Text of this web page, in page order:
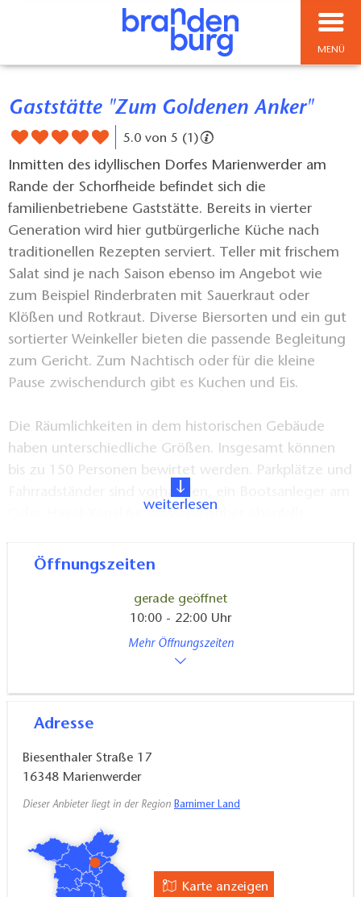
MENÜ
Gaststätte "Zum Goldenen Anker"
5.0 von 5 (1)
Inmitten des idyllischen Dorfes Marienwerder am
Rande der Schorfheide befindet sich die
familienbetriebene Gaststätte. Bereits in vierter
Generation wird hier gutbürgerliche Küche nach
traditionellen Rezepten serviert. Teller mit frischem
Salat sind je nach Saison ebenso im Angebot wie
zum Beispiel Rinderbraten mit Sauerkraut oder
Klößen und Rotkraut. Diverse Biersorten und ein gut
sortierter Weinkeller bieten die passende Begleitung
zum Gericht. Zum Nachtisch oder für die kleine
Pause zwischendurch gibt es Kuchen und Eis.
Die Räumlichkeiten in dem historischen Gebäude
haben unterschiedliche Größen. Insgesamt können
bis zu 150 Personen bewirtet werden. Parkplätze und
Fahrradständer sind vorhanden, ein Bootsanleger am
Gerne organisiert die Belegschaft auch
weiterlesen
Öffnungszeiten
gerade geöffnet
10:00 - 22:00 Uhr
Mehr Öffnungszeiten
Adresse
Biesenthaler Straße 17
16348 Marienwerder
Dieser Anbieter liegt in der Region Barnimer Land
Karte anzeigen